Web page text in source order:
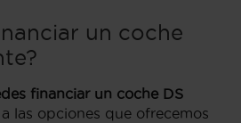
un coche
financiar un coche DS
las opciones que ofrecemos